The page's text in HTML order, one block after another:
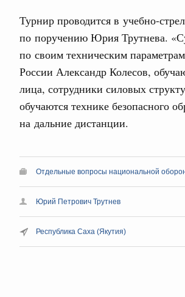
Турнир проводится в учебно-
по поручению Юрия Трутнева.
по своим техническим
России Александр Колесов,
лица, сотрудники силовых
обучаются технике безопасного
на дальние дистанции.
Отдельные вопросы национальной
Юрий Петрович Трутнев
Республика Саха (Якутия)
числе совершенствование кооперации в
обеспечение продовольственной
железнодорожных перевозок,
Евразийский экономический союз.
принял участие во
Жапарова с главами
Евразийского
совета
6 августа, четверг
Общие вопросы промышленной политики
провёл заседание
промышленности